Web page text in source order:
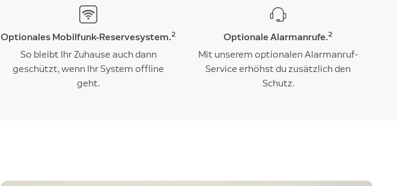
Optionales Mobilfunk-Reservesystem.2
So bleibt Ihr Zuhause auch dann
geschützt, wenn Ihr System offline
geht.
Optionale Alarmanrufe.2
Mit unserem optionalen Alarmanruf-
Service erhöhst du zusätzlich den
Schutz.